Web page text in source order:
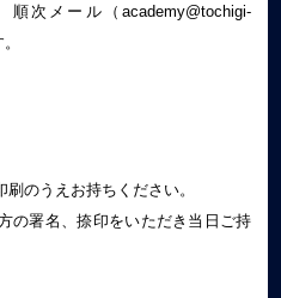
次メール（academy@tochigi-
のうえお持ちください。
の署名、捺印をいただき当日ご持